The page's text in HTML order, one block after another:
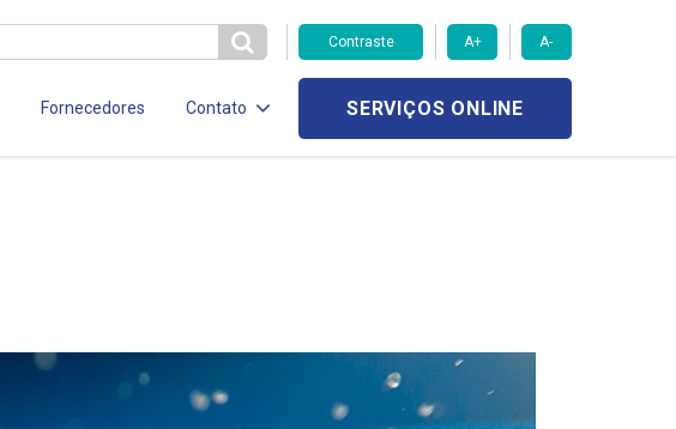
Contraste A+ A-
Fornecedores Contato SERVIÇOS ONLINE